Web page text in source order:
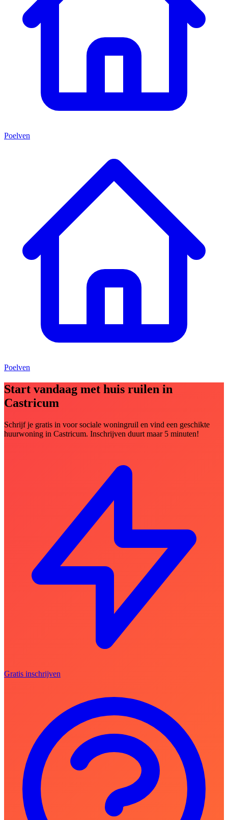
Poelven
Poelven
Start vandaag met huis ruilen in
Castricum
Schrijf je gratis in voor sociale woningruil en vind een geschikte
huurwoning in Castricum. Inschrijven duurt maar 5 minuten!
Gratis inschrijven